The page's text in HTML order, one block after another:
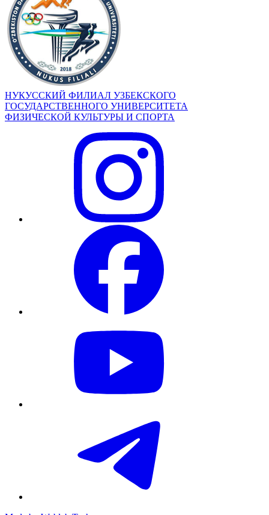
НУКУССКИЙ ФИЛИАЛ УЗБЕКСКОГО
ГОСУДАРСТВЕННОГО УНИВЕРСИТЕТА
ФИЗИЧЕСКОЙ КУЛЬТУРЫ И СПОРТА